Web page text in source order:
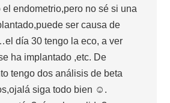
el endometrio,pero no sé si una
ser causa de
día 30 tengo la eco, a ver
ha implantado ,etc. De
tengo dos análisis de beta
siga todo bien ☺️.